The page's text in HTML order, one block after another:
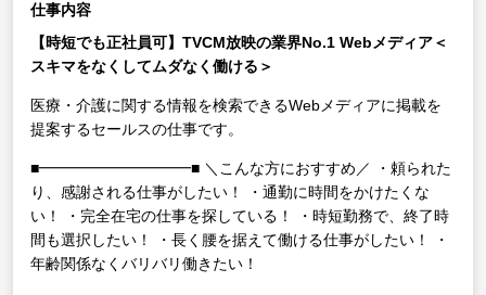
仕事内容
【時短でも正社員可】TVCM放映の業界No.1 Webメディア＜
スキマをなくしてムダなく働ける＞
医療・介護に関する情報を検索できるWebメディアに掲載を
提案するセールスの仕事です。
■━━━━━━━━━━■ ＼こんな方におすすめ／
・頼られた
り、感謝される仕事がしたい！
・通勤に時間をかけたくな
い！
・完全在宅の仕事を探している！
・時短勤務で、終了時
間も選択したい！
・長く腰を据えて働ける仕事がしたい！
・
年齢関係なくバリバリ働きたい！